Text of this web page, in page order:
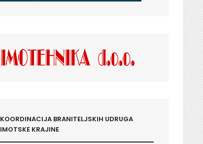
KOORDINACIJA BRANITELJSKIH UDRUGA
IMOTSKE KRAJINE